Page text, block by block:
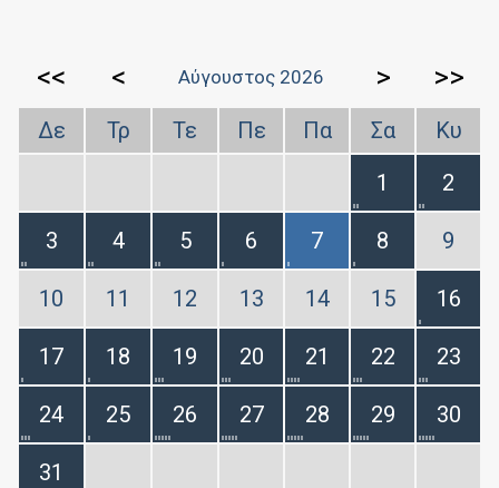
<< < Αύγουστος 2026 > >>
Δε Τρ Τε Πε Πα Σα
Κυ
1
2
3 4 5 6 7 8 9
10 11 12 13 14 15 16
17 18 19 20 21 22 23
24 25 26 27 28 29 30
31